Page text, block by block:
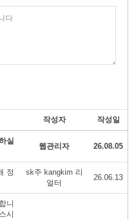
다
작성자 작성일
실
웹관리자 26.08.05
정
sk주 kangkim 리
얼터
26.06.13
니
시